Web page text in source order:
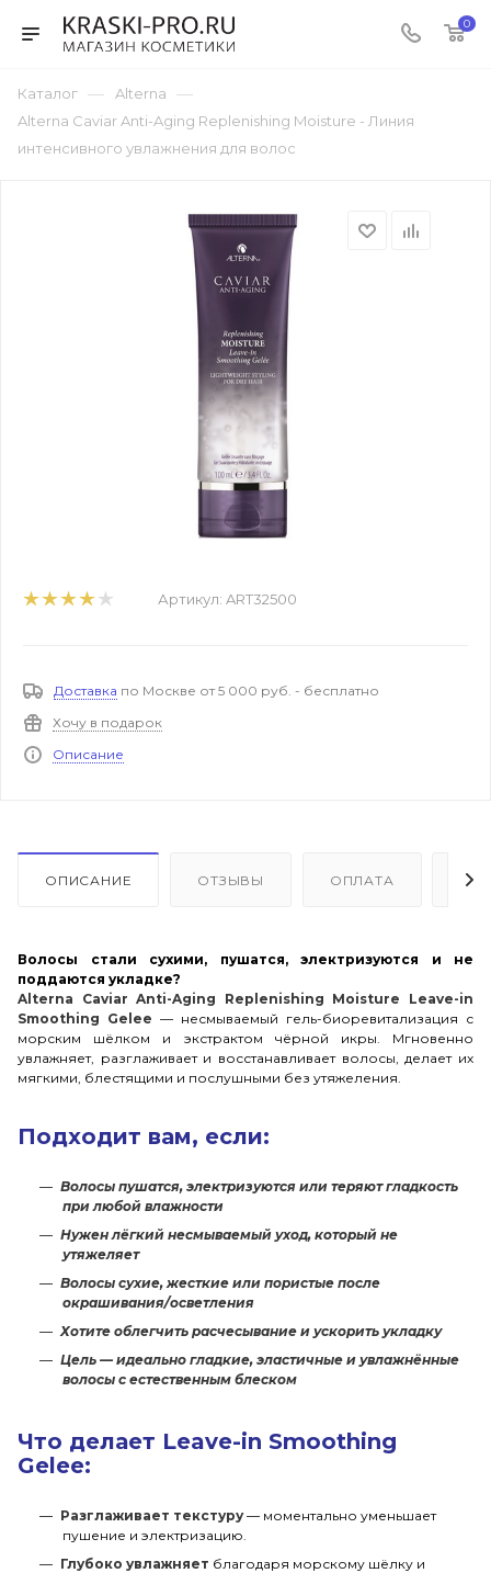
0
Каталог — Alterna —
Alterna Caviar Anti-Aging Replenishing Moisture - Линия
интенсивного увлажнения для волос
Артикул: ART32500
Доставка по Москве от 5 000 руб. - бесплатно
Хочу в подарок
Описание
ОПИСАНИЕ ОТЗЫВЫ ОПЛАТА
Волосы стали сухими, пушатся, электризуются и не
поддаются укладке?
Alterna Caviar Anti-Aging Replenishing Moisture Leave-in
Smoothing Gelee — несмываемый гель-биоревитализация с
морским шёлком и экстрактом чёрной икры. Мгновенно
увлажняет, разглаживает и восстанавливает волосы, делает их
мягкими, блестящими и послушными без утяжеления.
Подходит вам, если:
Волосы пушатся, электризуются или теряют гладкость
при любой влажности
Нужен лёгкий несмываемый уход, который не
утяжеляет
Волосы сухие, жесткие или пористые после
окрашивания/осветления
Хотите облегчить расчесывание и ускорить укладку
Цель — идеально гладкие, эластичные и увлажнённые
волосы с естественным блеском
Что делает Leave-in Smoothing
Gelee:
Разглаживает текстуру— моментально уменьшает
пушение и электризацию.
Глубоко увлажняет благодаря морскому шёлку и